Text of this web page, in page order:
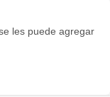
les puede agregar